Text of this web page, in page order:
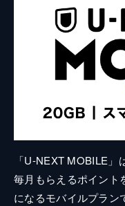
「U-NEXT MOBILE
毎月もらえるポイント
になるモバイルプラン